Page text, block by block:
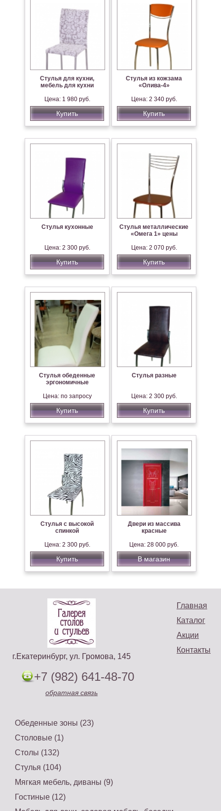
Стулья для кухни,
мебель для кухни
Цена: 1 980 руб.
Купить
Стулья из кожзама
«Олива-4»
Цена: 2 340 руб.
Купить
Стулья кухонные
Цена: 2 300 руб.
Купить
Стулья металлические
«Омега 1» цены
Цена: 2 070 руб.
Купить
Стулья обеденные
эргономичные
Цена: по запросу
Купить
Стулья разные
Цена: 2 300 руб.
Купить
Стулья с высокой
спинкой
Цена: 2 300 руб.
Купить
Двери из массива
красные
Цена: 28 000 руб.
В магазин
Главная
Каталог
Акции
Контакты
г.Екатеринбург, ул. Громова, 145
+7 (982) 641-48-70
обратная связь
Обеденные зоны (23)
Столовые (1)
Столы (132)
Стулья (104)
Мягкая мебель, диваны (9)
Гостиные (12)